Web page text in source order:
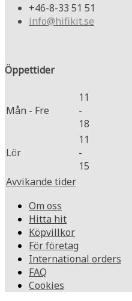
+46-8-33 51 51
info@hifikit.se
Öppettider
Mån - Fre
11
-
18
Lör
11
-
15
Avvikande tider
Om oss
Hitta hit
Köpvillkor
För företag
International orders
FAQ
Cookies